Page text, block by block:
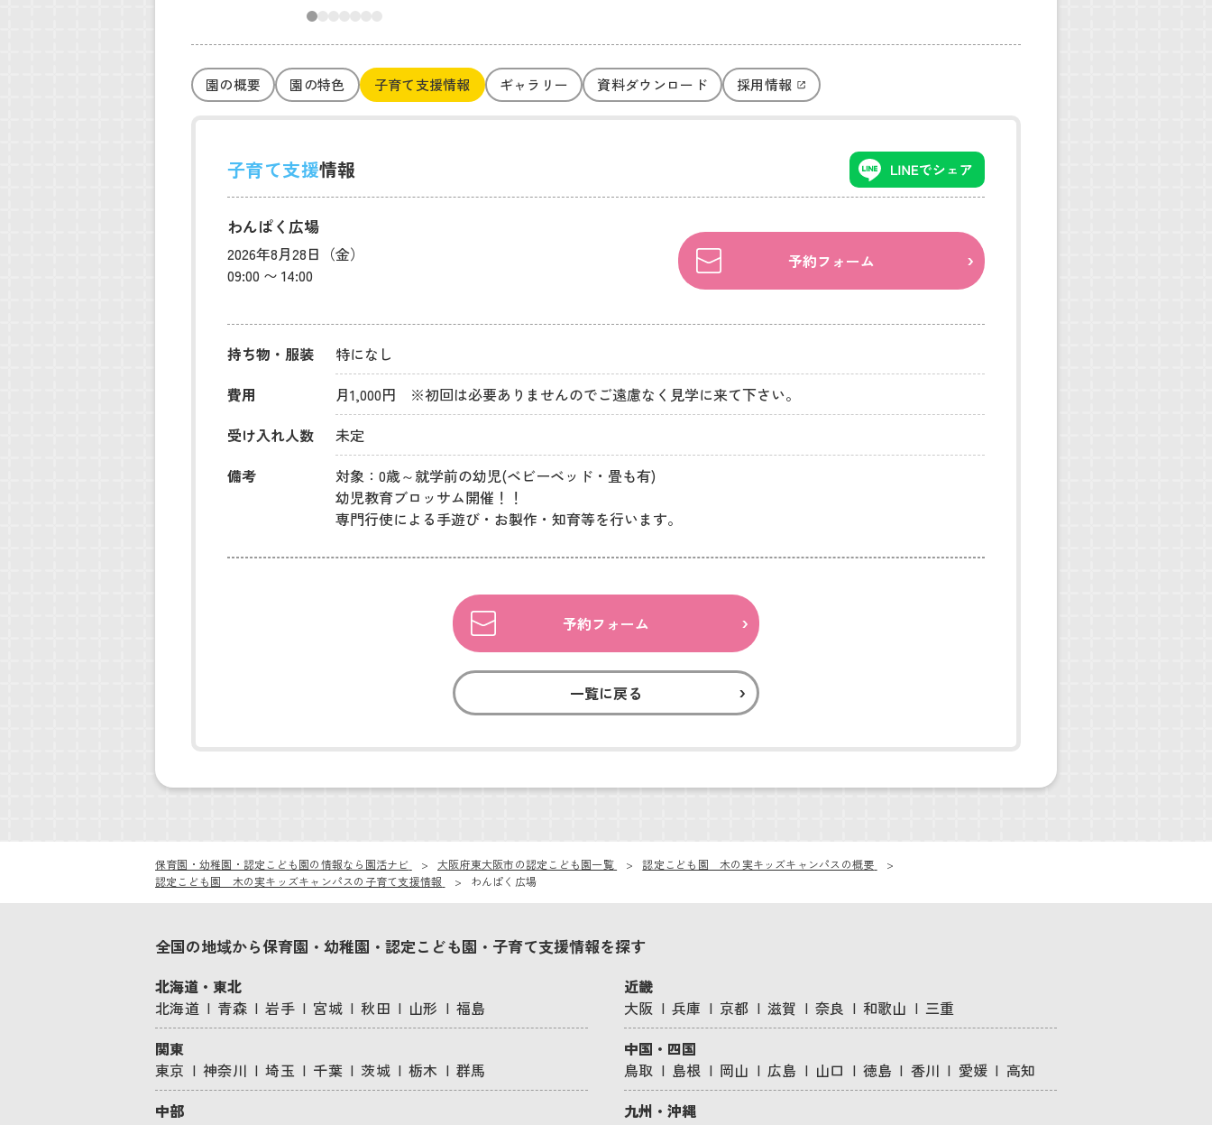
園の概要 園の特色 子育て支援情報 ギャラリー 資料ダウンロード 採用情報
子育て支援情報
わんぱく広場
2026年8月28日（金）
09:00 〜 14:00
予約フォーム
持ち物・服装
特になし
費用
月1,000円　※初回は必要ありませんのでご遠慮なく見学に来て下さい。
受け入れ人数
未定
備考
対象：0歳～就学前の幼児(ベビーベッド・畳も有)
幼児教育ブロッサム開催！！
専門行使による手遊び・お製作・知育等を行います。
予約フォーム
一覧に戻る
保育園・幼稚園・認定こども園の情報なら園活ナビ 大阪府東大阪市の認定こども園一覧
認定こども園 木の実キッズキャンパスの概要
認定こども園 木の実キッズキャンパスの子育て支援情報
わんぱく広場
全国の地域から保育園・幼稚園・認定こども園・子育て支援情報を探す
北海道・東北
北海道
青森 岩手 宮城 秋田 山形
福島
関東
東京
神奈川 埼玉 千葉 茨城 栃木
群馬
中部
近畿
大阪
兵庫 京都 滋賀 奈良 和歌山
三重
中国・四国
鳥取
島根 岡山 広島 山口 徳島 香川 愛媛
高知
九州・沖縄